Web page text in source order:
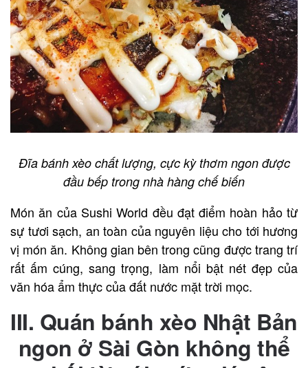
Đĩa bánh xèo chất lượng, cực kỳ thơm ngon được
đầu bếp trong nhà hàng chế biến
Món ăn của Sushi World đều đạt điểm hoàn hảo từ
sự tươi sạch, an toàn của nguyên liệu cho tới hương
vị món ăn. Không gian bên trong cũng được trang trí
rất ấm cúng, sang trọng, làm nổi bật nét đẹp của
văn hóa ẩm thực của đất nước mặt trời mọc.
III. Quán bánh xèo Nhật Bản
ngon ở Sài Gòn không thể